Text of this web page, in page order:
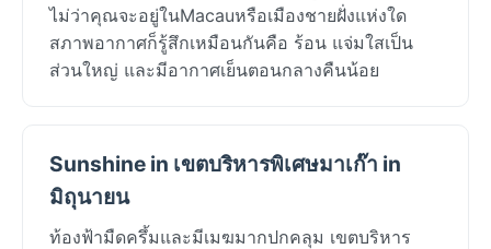
ไม่ว่าคุณจะอยู่ในMacauหรือเมืองชายฝั่งแห่งใด
สภาพอากาศก็รู้สึกเหมือนกันคือ ร้อน แจ่มใสเป็น
ส่วนใหญ่ และมีอากาศเย็นตอนกลางคืนน้อย
Sunshine in เขตบริหารพิเศษมาเก๊า in
มิถุนายน
ท้องฟ้ามืดครึ้มและมีเมฆมากปกคลุม เขตบริหาร